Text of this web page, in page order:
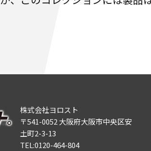
株式会社ヨロスト
〒541-0052 大阪府大阪市中央区安
土町2-3-13
TEL:0120-464-804